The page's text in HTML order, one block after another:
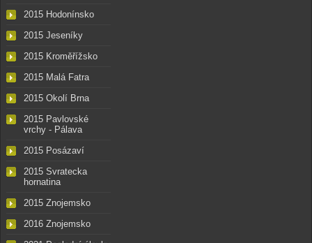
2015 Hodonínsko
2015 Jeseníky
2015 Kroměřížsko
2015 Malá Fatra
2015 Okolí Brna
2015 Pavlovské
vrchy - Pálava
2015 Posázaví
2015 Svratecka
hornatina
2015 Znojemsko
2016 Znojemsko